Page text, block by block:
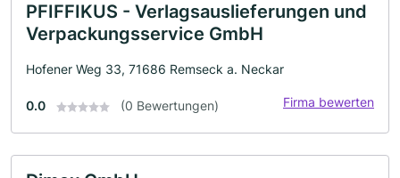
PFIFFIKUS - Verlagsauslieferungen und
Verpackungsservice GmbH
Hofener Weg 33, 71686 Remseck a. Neckar
0.0 (0 Bewertungen) Firma bewerten